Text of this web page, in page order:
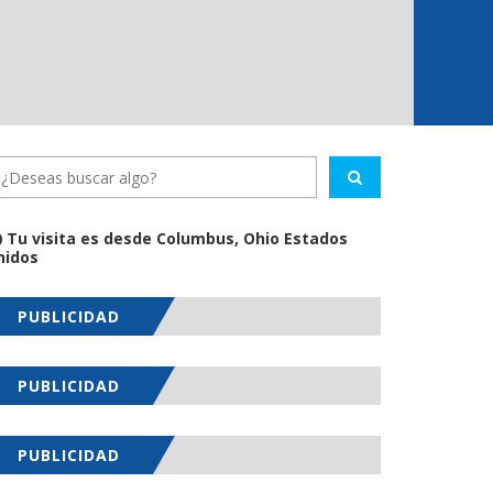
Tu visita es desde Columbus, Ohio Estados
PUBLICIDAD
PUBLICIDAD
PUBLICIDAD